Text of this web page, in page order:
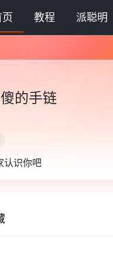
页 教程 派聪明
的手链
认识你吧